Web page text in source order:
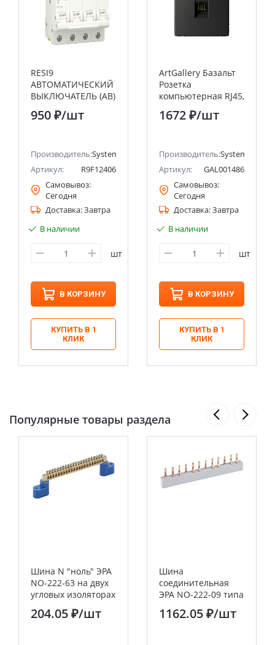
(ранее Schneider Electric)
RESI9
АВТОМАТИЧЕСКИЙ
ВЫКЛЮЧАТЕЛЬ (АВ)
С 6А 4P 6000A
Systeme Electric
950 ₽/шт
Производитель:Systeme Electric (ранее Schneider Electric)
Артикул:
R9F12406
Самовывоз:
Сегодня
Доставка:Завтра
В наличии
шт
В КОРЗИНУ
КУПИТЬ В 1
КЛИК
ArtGallery Базальт
Розетка
компьютерная RJ45,
кат. 6A, механизм
Systeme Electric
1672 ₽/шт
Производитель:Systeme
Артикул:
GAL001486
Самовывоз:
Сегодня
Доставка:Завтра
В наличии
шт
В КОРЗИНУ
КУПИТЬ В 1
КЛИК
Популярные товары раздела
Шина N "ноль" ЭРА
NO-222-63 на двух
угловых изоляторах
ШНИ-6х9-22-У2-
синий
204.05 ₽/шт
Шина
соединительная
ЭРА NO-222-09 типа
нагрузки 63А 54
1162.05 ₽/шт